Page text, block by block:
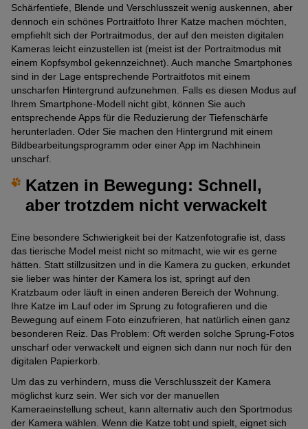
Schärfentiefe, Blende und Verschlusszeit wenig auskennen, aber
dennoch ein schönes Portraitfoto Ihrer Katze machen möchten,
empfiehlt sich der Portraitmodus, der auf den meisten digitalen
Kameras leicht einzustellen ist (meist ist der Portraitmodus mit
einem Kopfsymbol gekennzeichnet). Auch manche Smartphones
sind in der Lage entsprechende Portraitfotos mit einem
unscharfen Hintergrund aufzunehmen. Falls es diesen Modus auf
Ihrem Smartphone-Modell nicht gibt, können Sie auch
entsprechende Apps für die Reduzierung der Tiefenschärfe
herunterladen. Oder Sie machen den Hintergrund mit einem
Bildbearbeitungsprogramm oder einer App im Nachhinein
unscharf.
Katzen in Bewegung: Schnell,
aber trotzdem nicht verwackelt
Eine besondere Schwierigkeit bei der Katzenfotografie ist, dass
das tierische Model meist nicht so mitmacht, wie wir es gerne
hätten. Statt stillzusitzen und in die Kamera zu gucken, erkundet
sie lieber was hinter der Kamera los ist, springt auf den
Kratzbaum oder läuft in einen anderen Bereich der Wohnung.
Ihre Katze im Lauf oder im Sprung zu fotografieren und die
Bewegung auf einem Foto einzufrieren, hat natürlich einen ganz
besonderen Reiz. Das Problem: Oft werden solche Sprung-Fotos
unscharf oder verwackelt und eignen sich dann nur noch für den
digitalen Papierkorb.
Um das zu verhindern, muss die Verschlusszeit der Kamera
möglichst kurz sein. Wer sich vor der manuellen
Kameraeinstellung scheut, kann alternativ auch den Sportmodus
der Kamera wählen. Wenn die Katze tobt und spielt, eignet sich